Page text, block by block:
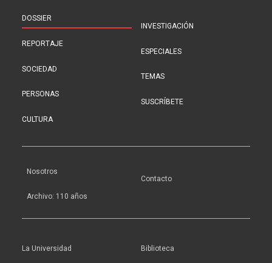
DOSSIER
REPORTAJE
SOCIEDAD
PERSONAS
CULTURA
INVESTIGACIÓN
ESPECIALES
TEMAS
SUSCRÍBETE
Nosotros
Archivo: 110 años
Contacto
La Universidad Biblioteca